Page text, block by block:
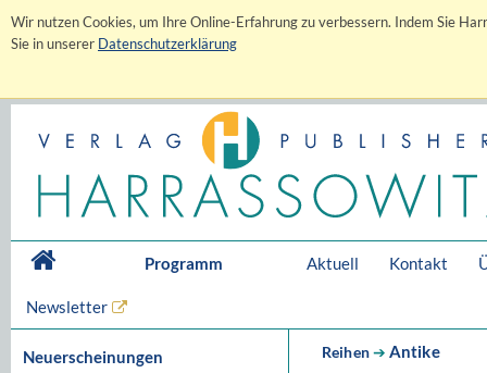
Wir nutzen Cookies, um Ihre Online-Erfahrung zu verbessern. Indem Sie
Sie in unserer Datenschutzerklärung
Programm Aktuell Kontakt
Newsletter
Neuerscheinungen Reihen➔ Antike